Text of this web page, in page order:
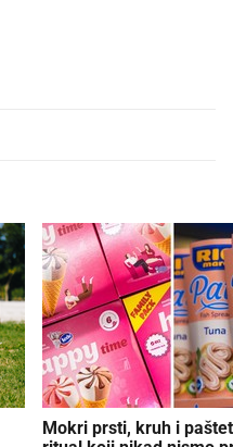
Mokri prsti, kruh i